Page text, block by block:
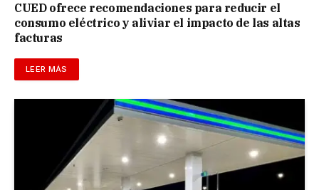
CUED ofrece recomendaciones para reducir el
consumo eléctrico y aliviar el impacto de las altas
facturas
LEER MÁS